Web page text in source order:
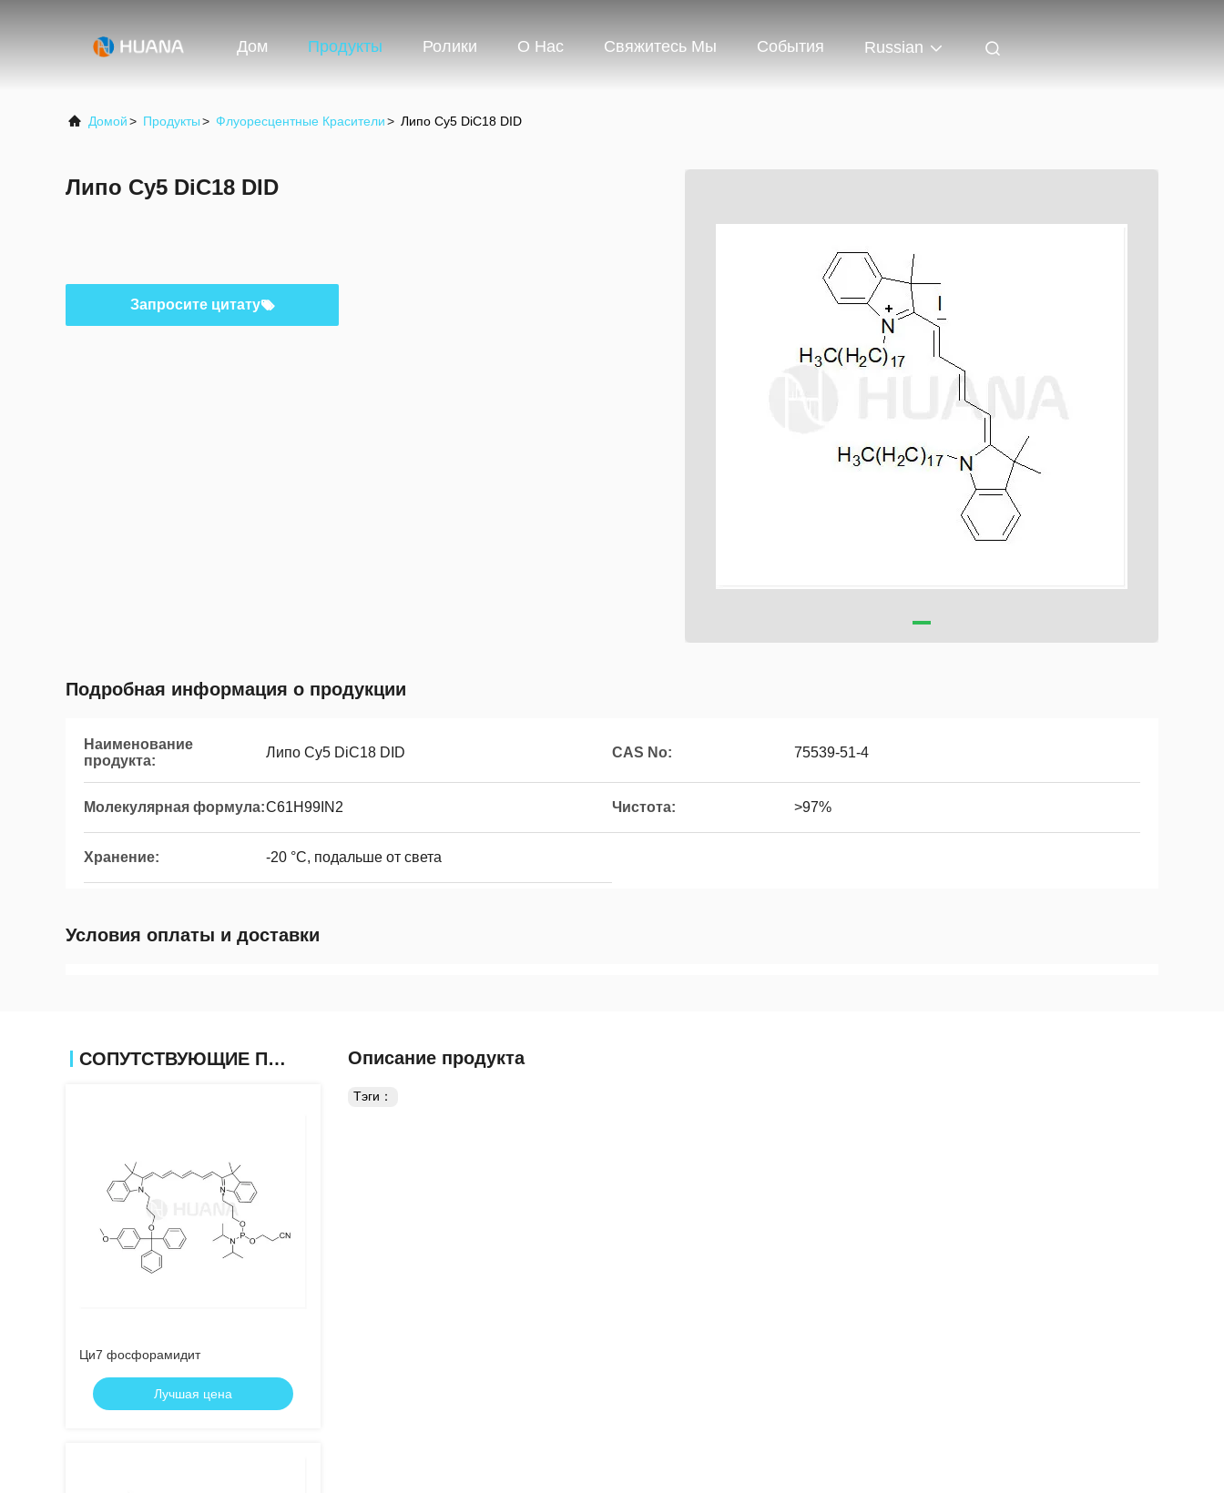
Дом Продукты Ролики О Нас Свяжитесь Мы События Russian
Домой> Продукты> Флуоресцентные Красители> Липо Cy5 DiC18 DID
Липо Cy5 DiC18 DID
Запросите цитату
Подробная информация о продукции
Наименование
продукта:
Липо Cy5 DiC18 DID CAS No: 75539-51-4
Молекулярная формула:C61H99IN2 Чистота: >97%
Хранение: -20 °C, подальше от света
Условия оплаты и доставки
СОПУТСТВУЮЩИЕ ПРОДУКТЫ
Ци7 фосфорамидит
Лучшая цена
Описание продукта
Тэги：